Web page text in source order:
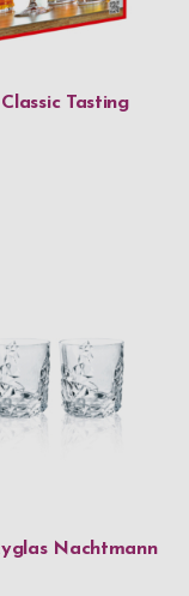
bamboo
Tasting
Nachtmann